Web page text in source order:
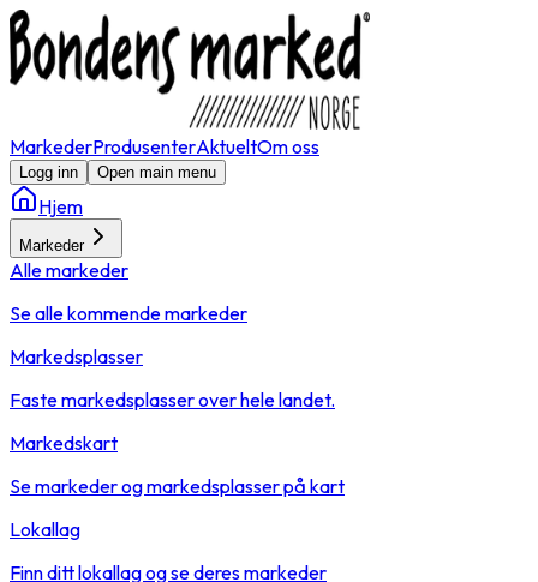
MarkederProdusenterAktueltOm oss
Logg inn Open main menu
Hjem
Markeder
Alle markeder
Se alle kommende markeder
Markedsplasser
Faste markedsplasser over hele landet.
Markedskart
Se markeder og markedsplasser på kart
Lokallag
Finn ditt lokallag og se deres markeder